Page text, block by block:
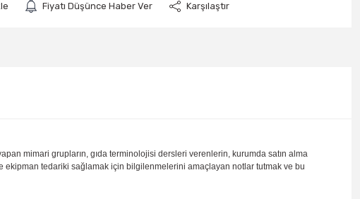
Fiyatı Düşünce Haber Ver Karşılaştır
mimari grupların, gıda terminolojisi dersleri verenlerin, kurumda satın alma
ekipman tedariki sağlamak için bilgilenmelerini amaçlayan notlar tutmak ve bu